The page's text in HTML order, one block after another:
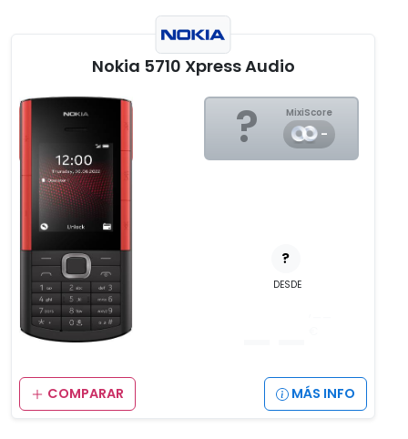
Nokia 5710 Xpress Audio
? MixiScore
-
?
DESDE
COMPARAR MÁS INFO